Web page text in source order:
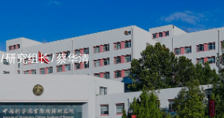
研究组长 蔡华清